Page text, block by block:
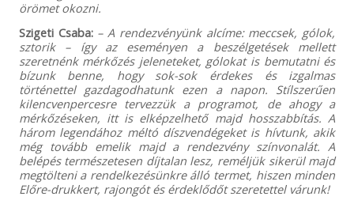
örömet okozni.
Szigeti Csaba: – A rendezvényünk alcíme: meccsek, gólok,
sztorik – így az eseményen a beszélgetések mellett
szeretnénk mérkőzés jeleneteket, gólokat is bemutatni és
bízunk benne, hogy sok-sok érdekes és izgalmas
történettel gazdagodhatunk ezen a napon. Stílszerűen
kilencvenpercesre tervezzük a programot, de ahogy a
mérkőzéseken, itt is elképzelhető majd hosszabbítás. A
három legendához méltó díszvendégeket is hívtunk, akik
még tovább emelik majd a rendezvény színvonalát. A
belépés természetesen díjtalan lesz, reméljük sikerül majd
megtölteni a rendelkezésünkre álló termet, hiszen minden
Előre-drukkert, rajongót és érdeklődőt szeretettel várunk!